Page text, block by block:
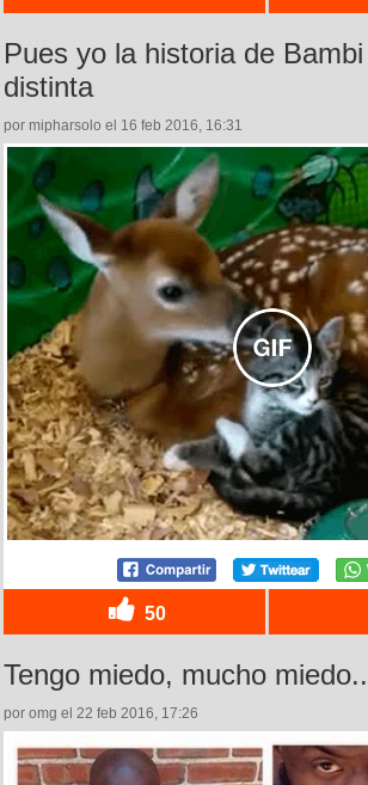
Pues yo la historia de
distinta
por mipharsolo el 16 feb 2016, 16:31
50
Tengo miedo, mucho
por omg el 22 feb 2016, 17:26